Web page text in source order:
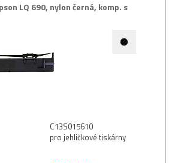
LQ 690,​ nylon černá,​ komp.​ s
C13S015610
pro jehličkové tiskárny